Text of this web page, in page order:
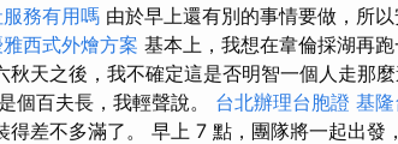
務有用嗎 由於早上還有別的事情要做，所
西式外燴方案 基本上，我想在韋倫採湖再
天之後，我不確定這是否明智一個人走那麼
個百夫長，我輕聲說。 台北辦理台胞證 基
得差不多滿了。 早上 7 點，團隊將一起出發